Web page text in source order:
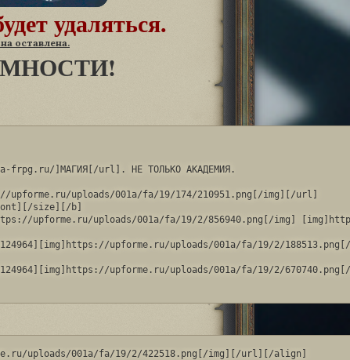
удаляться.
оставлена.
]МАГИЯ[/url]. НЕ ТОЛЬКО АКАДЕМИЯ.
uploads/001a/fa/19/174/210951.png[/img][/url]
font][/size][/b]
upforme.ru/uploads/001a/fa/19/2/856940.png[/img]
upforme.ru/uploads/001a/fa/19/2/
upforme.ru/uploads/001a/fa/19/2/
uploads/001a/fa/19/2/422518.png[/img][/url][/align]